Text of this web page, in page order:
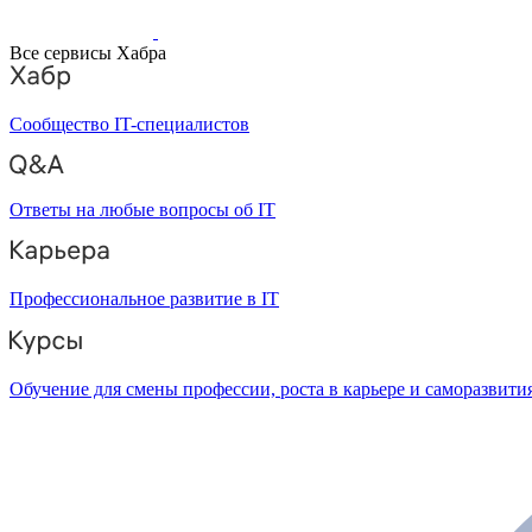
Все сервисы Хабра
Сообщество IT-специалистов
Ответы на любые вопросы об IT
Профессиональное развитие в IT
Обучение для смены профессии, роста в карьере и